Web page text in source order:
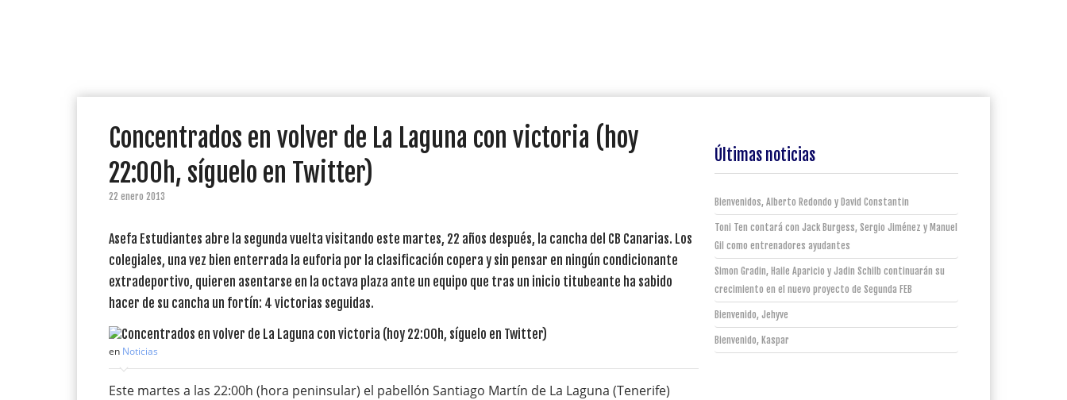
Concentrados en volver de La Laguna con victoria (hoy
22:00h, síguelo en Twitter)
22 enero 2013
Asefa Estudiantes abre la segunda vuelta visitando este martes, 22 años después, la cancha del CB Canarias. Los
colegiales, una vez bien enterrada la euforia por la clasificación copera y sin pensar en ningún condicionante
extradeportivo, quieren asentarse en la octava plaza ante un equipo que tras un inicio titubeante ha sabido
hacer de su cancha un fortín: 4 victorias seguidas.
en Noticias
Este martes a las 22:00h (hora peninsular) el pabellón Santiago Martín de La Laguna (Tenerife)
Últimas noticias
Bienvenidos, Alberto Redondo y David Constantin
Toni Ten contará con Jack Burgess, Sergio Jiménez y Manuel
Gil como entrenadores ayudantes
Simon Gradin, Haile Aparicio y Jadin Schilb continuarán su
crecimiento en el nuevo proyecto de Segunda FEB
Bienvenido, Jehyve
Bienvenido, Kaspar